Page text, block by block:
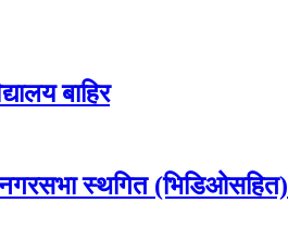
बाहिर
स्थगित (भिडिओसहित)